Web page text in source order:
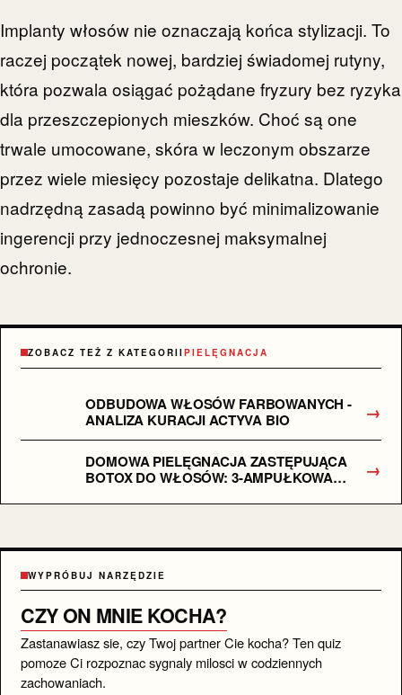
Implanty włosów nie oznaczają końca stylizacji. To
raczej początek nowej, bardziej świadomej rutyny,
która pozwala osiągać pożądane fryzury bez ryzyka
dla przeszczepionych mieszków. Choć są one
trwale umocowane, skóra w leczonym obszarze
przez wiele miesięcy pozostaje delikatna. Dlatego
nadrzędną zasadą powinno być minimalizowanie
ingerencji przy jednoczesnej maksymalnej
ochronie.
ZOBACZ TEŻ Z KATEGORIIPIELĘGNACJA
ODBUDOWA WŁOSÓW FARBOWANYCH -
ANALIZA KURACJI ACTYVA BIO
→
DOMOWA PIELĘGNACJA ZASTĘPUJĄCA
BOTOX DO WŁOSÓW: 3-AMPUŁKOWA
PUSZENIE
→
WYPRÓBUJ NARZĘDZIE
CZY ON MNIE KOCHA?
Zastanawiasz sie, czy Twoj partner Cie kocha? Ten quiz
pomoze Ci rozpoznac sygnaly milosci w codziennych
zachowaniach.